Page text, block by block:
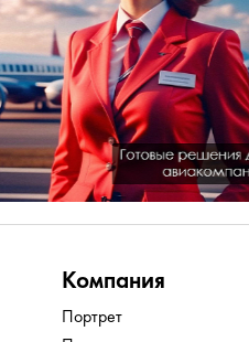
Компания
Портрет